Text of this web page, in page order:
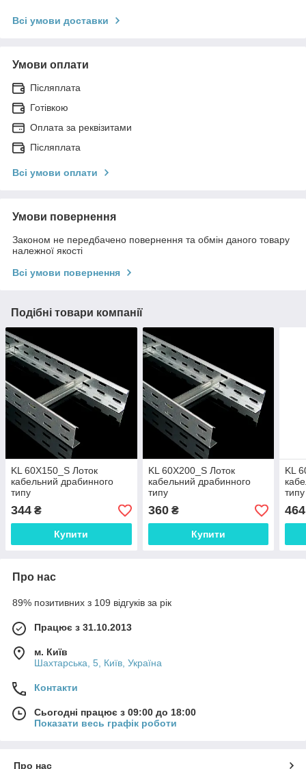
Всі умови доставки
Умови оплати
Післяплата
Готівкою
Оплата за реквізитами
Післяплата
Всі умови оплати
Умови повернення
Законом не передбачено повернення та обмін даного товару
належної якості
Всі умови повернення
Подібні товари компанії
KL 60X150_S Лоток
кабельний драбинного
типу
344 ₴
Купити
KL 60X200_S Лоток
кабельний драбинного
типу
360₴
Купити
KL
типу
464
Про нас
89% позитивних з 109 відгуків за рік
Працює з 31.10.2013
м. Київ
Шахтарська, 5, Київ, Україна
Контакти
Сьогодні працює з 09:00 до 18:00
Показати весь графік роботи
Про нас